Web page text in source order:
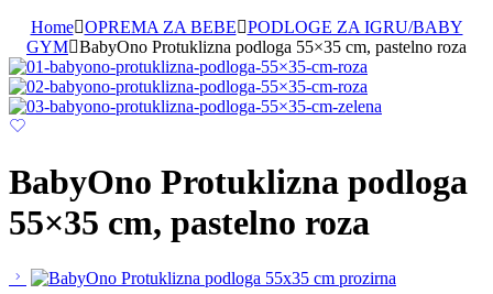
Home
OPREMA ZA BEBE
PODLOGE ZA IGRU/BABY
GYM BabyOno Protuklizna podloga 55×35 cm, pastelno roza
BabyOno Protuklizna podloga
55×35 cm, pastelno roza